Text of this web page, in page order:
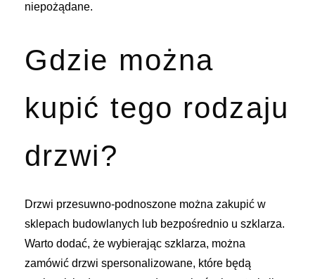
niepożądane.
Gdzie można
kupić tego rodzaju
drzwi?
Drzwi przesuwno-podnoszone można zakupić w
sklepach budowlanych lub bezpośrednio u szklarza.
Warto dodać, że wybierając szklarza, można
zamówić drzwi spersonalizowane, które będą